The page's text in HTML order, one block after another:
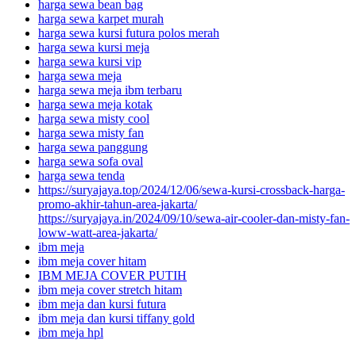
harga sewa bean bag
harga sewa karpet murah
harga sewa kursi futura polos merah
harga sewa kursi meja
harga sewa kursi vip
harga sewa meja
harga sewa meja ibm terbaru
harga sewa meja kotak
harga sewa misty cool
harga sewa misty fan
harga sewa panggung
harga sewa sofa oval
harga sewa tenda
https://suryajaya.top/2024/12/06/sewa-kursi-crossback-harga-
promo-akhir-tahun-area-jakarta/
https://suryajaya.in/2024/09/10/sewa-air-cooler-dan-misty-fan-
loww-watt-area-jakarta/
ibm meja
ibm meja cover hitam
IBM MEJA COVER PUTIH
ibm meja cover stretch hitam
ibm meja dan kursi futura
ibm meja dan kursi tiffany gold
ibm meja hpl